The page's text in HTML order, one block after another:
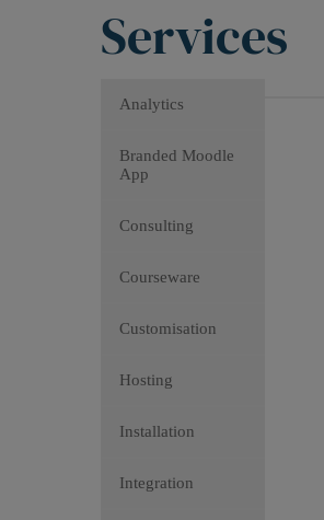
Services
Analytics
Branded Moodle
App
Consulting
Courseware
Customisation
Hosting
Installation
Integration